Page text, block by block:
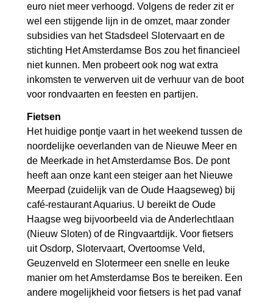
euro niet meer verhoogd. Volgens de reder zit er
wel een stijgende lijn in de omzet, maar zonder
subsidies van het Stadsdeel Slotervaart en de
stichting Het Amsterdamse Bos zou het financieel
niet kunnen. Men probeert ook nog wat extra
inkomsten te verwerven uit de verhuur van de boot
voor rondvaarten en feesten en partijen.
Fietsen
Het huidige pontje vaart in het weekend tussen de
noordelijke oeverlanden van de Nieuwe Meer en
de Meerkade in het Amsterdamse Bos. De pont
heeft aan onze kant een steiger aan het Nieuwe
Meerpad (zuidelijk van de Oude Haagseweg) bij
café-restaurant Aquarius. U bereikt de Oude
Haagse weg bijvoorbeeld via de Anderlechtlaan
(Nieuw Sloten) of de Ringvaartdijk. Voor fietsers
uit Osdorp, Slotervaart, Overtoomse Veld,
Geuzenveld en Slotermeer een snelle en leuke
manier om het Amsterdamse Bos te bereiken. Een
andere mogelijkheid voor fietsers is het pad vanaf